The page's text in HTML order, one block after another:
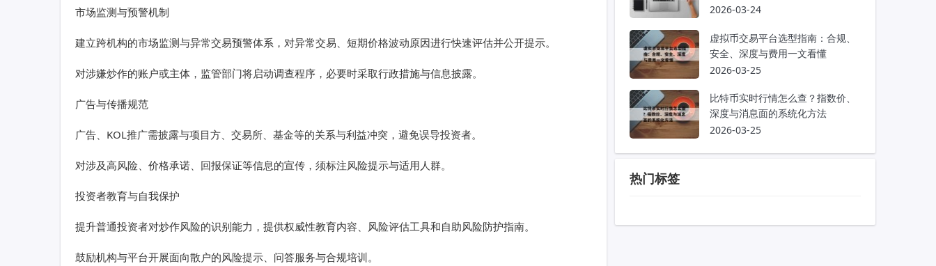
市场监测与预警机制
建立跨机构的市场监测与异常交易预警体系，对异常交易、短期价格波动原因进行快速评估并公开提示。
对涉嫌炒作的账户或主体，监管部门将启动调查程序，必要时采取行政措施与信息披露。
广告与传播规范
广告、KOL推广需披露与项目方、交易所、基金等的关系与利益冲突，避免误导投资者。
对涉及高风险、价格承诺、回报保证等信息的宣传，须标注风险提示与适用人群。
投资者教育与自我保护
提升普通投资者对炒作风险的识别能力，提供权威性教育内容、风险评估工具和自助风险防护指南。
鼓励机构与平台开展面向散户的风险提示、问答服务与合规培训。
2026-03-24
虚拟币交易平台选型指南：合规、
安全、深度与费用一文看懂
2026-03-25
比特币实时行情怎么查？指数价、
深度与消息面的系统化方法
2026-03-25
热门标签